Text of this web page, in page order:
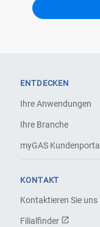
ENTDECKEN
Ihre Anwendungen
Ihre Branche
myGAS Kundenportal
KONTAKT
Kontaktieren Sie uns
Filialfinder